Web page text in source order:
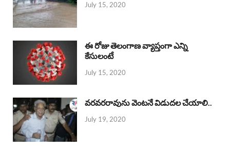
July 15, 2020
ఈ రోజు తెలంగాణ వ్యాప్తంగా ఎన్ని
కేసులంటే
July 15, 2020
వరవరరావును వెంటనే విడుదల చేయాలి..
July 19, 2020